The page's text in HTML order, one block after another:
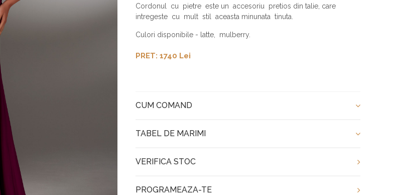
Cordonul cu pietre este un accesoriu pretios din talie, care
intregeste cu mult stil aceasta minunata tinuta.
Culori disponibile - latte, mulberry.
PRET: 1740 Lei
CUM COMAND
TABEL DE MARIMI
VERIFICA STOC
PROGRAMEAZA-TE